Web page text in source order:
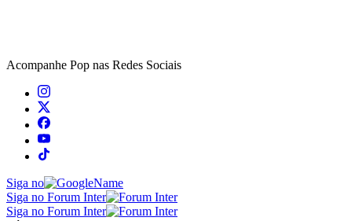
Acompanhe Pop nas Redes Sociais
Siga no
Siga no Forum Inter
Siga no Forum Inter